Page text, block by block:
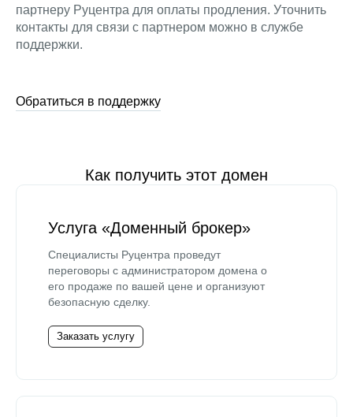
партнеру Руцентра для оплаты продления. Уточнить
контакты для связи с партнером можно в службе
поддержки.
Обратиться в поддержку
Как получить этот домен
Услуга «Доменный брокер»
Специалисты Руцентра проведут
переговоры с администратором домена о
его продаже по вашей цене и организуют
безопасную сделку.
Заказать услугу